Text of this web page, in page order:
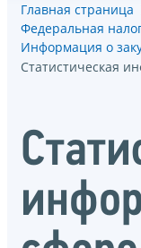
Главная страница
Федеральная
Информация о
Статистическая